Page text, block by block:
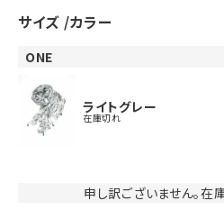
サイズ カラー
ONE
ライトグレー
在庫切れ
申し訳ございません。在